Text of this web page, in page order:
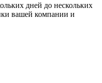
дней до нескольких
вашей компании и